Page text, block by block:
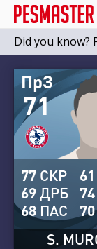
Did you know?
71
ПрЗ
S.
77 СКР
69ДРБ
68 ПАС
61
74
70